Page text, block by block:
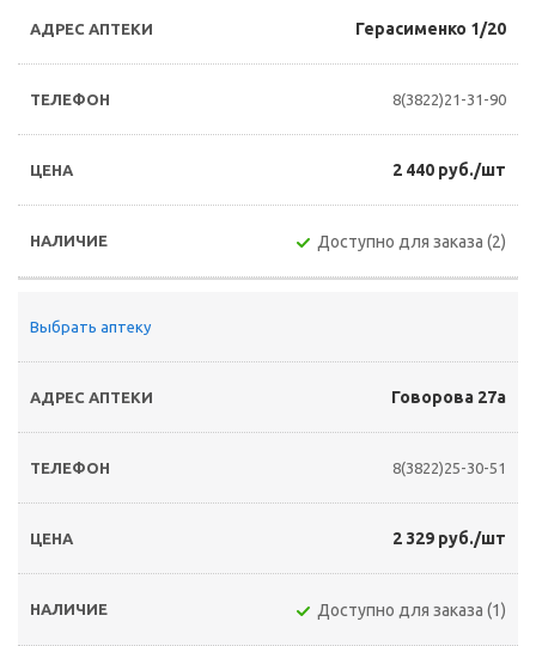
Герасименко 1/20
8(3822)21-31-90
2 440 руб./шт
Доступно для заказа (2)
Выбрать аптеку
Говорова 27а
8(3822)25-30-51
2 329 руб./шт
Доступно для заказа (1)